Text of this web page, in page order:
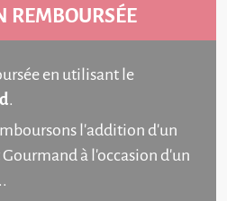
REMBOURSÉE
en utilisant le
.
l'addition d'un
à l'occasion d'un